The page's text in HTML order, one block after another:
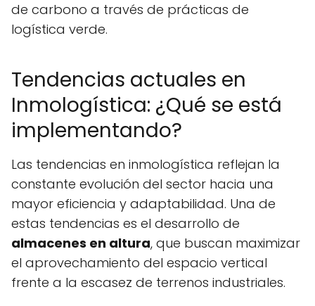
de carbono a través de prácticas de
logística verde.
Tendencias actuales en
Inmologística: ¿Qué se está
implementando?
Las tendencias en inmologística reflejan la
constante evolución del sector hacia una
mayor eficiencia y adaptabilidad. Una de
estas tendencias es el desarrollo de
almacenes en altura, que buscan maximizar
el aprovechamiento del espacio vertical
frente a la escasez de terrenos industriales.